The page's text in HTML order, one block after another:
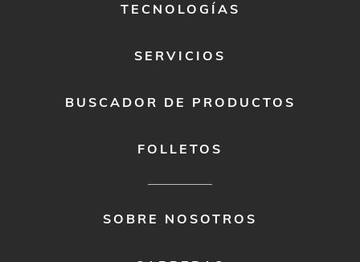
TECNOLOGÍAS
SERVICIOS
BUSCADOR DE PRODUCTOS
FOLLETOS
SOBRE NOSOTROS